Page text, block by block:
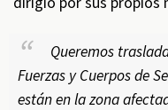
Queremos
Fuerzas y Cuerpos de
están en la zona